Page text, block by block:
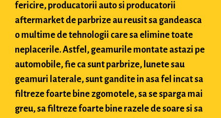
fericire, producatorii auto si producatorii
aftermarket de parbrize au reusit sa gandeasca
o multime de tehnologii care sa elimine toate
neplacerile. Astfel, geamurile montate astazi pe
automobile, fie ca sunt parbrize, lunete sau
geamuri laterale, sunt gandite in asa fel incat sa
filtreze foarte bine zgomotele, sa se sparga mai
greu, sa filtreze foarte bine razele de soare si sa